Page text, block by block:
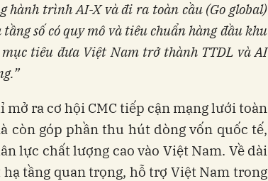
hành trình AI-X và đi ra toàn cầu (Go global)
tầng số có quy mô và tiêu chuẩn hàng đầu khu
tiêu đưa Việt Nam trở thành TTDL và AI
ra cơ hội CMC tiếp cận mạng lưới toàn
còn góp phần thu hút dòng vốn quốc tế,
lực chất lượng cao vào Việt Nam. Về dài
tầng quan trọng, hỗ trợ Việt Nam trong